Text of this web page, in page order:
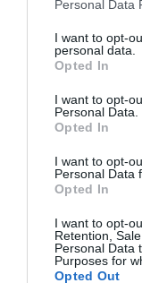
not limited to your
grant or deny
use your data for
consent section.
Personal Data
I want to opt-
personal data.
Opted In
I want to opt-
Personal Data.
Opted In
I want to opt-
Personal Data
Opted In
I want to opt-
Retention,
Personal Data
Purposes for
Opted Out
προσοχή!
09.08.2026 | 14:20
e-ΕΦΚΑ και ΔΥΠΑ:
14 Αυγούστου
09.08.2026 | 14:00
Κατάνυξη στην
Παράκληση της
Λούτσα με
09.08.2026 | 13:40
Σκύλος ή γάτα;
ΠΕΡΙΣΣΟΤΕΡΑ